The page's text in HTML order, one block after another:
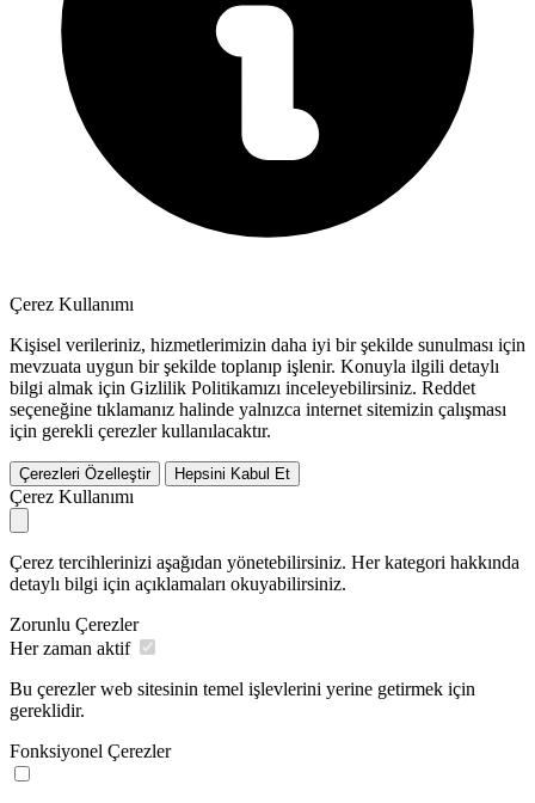
Çerez Kullanımı
Kişisel verileriniz, hizmetlerimizin daha iyi bir şekilde sunulması için
mevzuata uygun bir şekilde toplanıp işlenir. Konuyla ilgili detaylı
bilgi almak için Gizlilik Politikamızı inceleyebilirsiniz. Reddet
seçeneğine tıklamanız halinde yalnızca internet sitemizin çalışması
için gerekli çerezler kullanılacaktır.
Çerezleri Özelleştir Hepsini Kabul Et
Çerez Kullanımı
Çerez tercihlerinizi aşağıdan yönetebilirsiniz. Her kategori hakkında
detaylı bilgi için açıklamaları okuyabilirsiniz.
Zorunlu Çerezler
Her zaman aktif
Bu çerezler web sitesinin temel işlevlerini yerine getirmek için
gereklidir.
Fonksiyonel Çerezler